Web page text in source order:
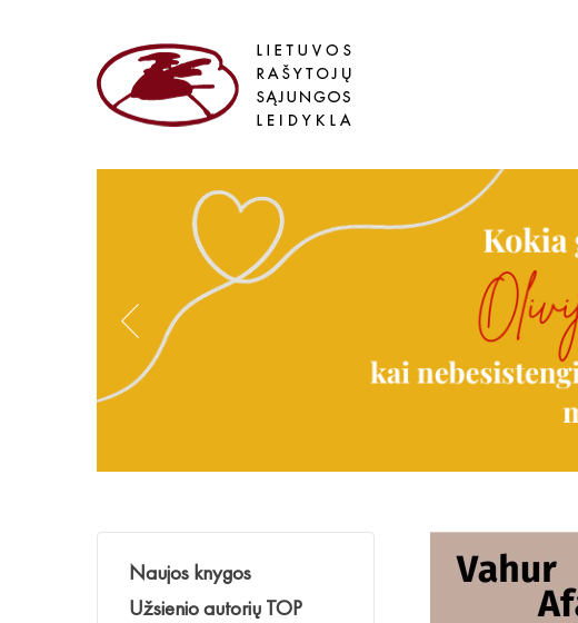
Naujos knygos
Užsienio autorių TOP